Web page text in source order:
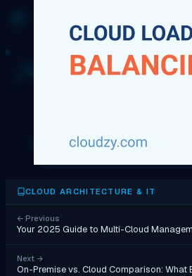
CLOUD ARCHITECTURE & IT
← Previous
Your 2025 Guide to Multi-Cloud
Next →
On-Premise vs. Cloud Comparison: What